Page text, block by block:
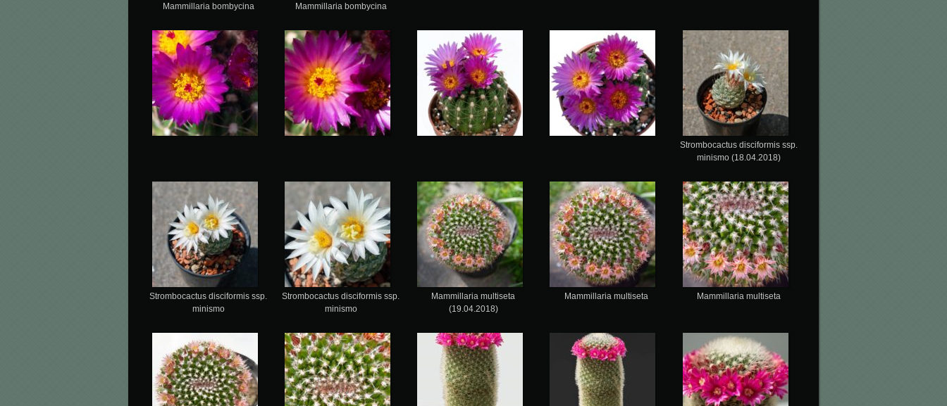
Mammillaria bombycina Mammillaria bombycina
Strombocactus disciformis ssp.
minismo (18.04.2018)
Strombocactus disciformis ssp.
minismo
Strombocactus disciformis ssp.
minismo
Mammillaria multiseta
(19.04.2018)
Mammillaria multiseta Mammillaria multiseta